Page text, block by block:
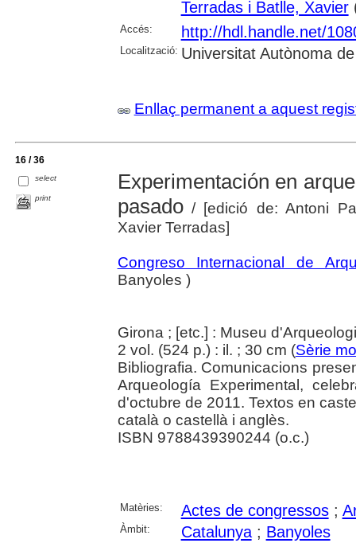
Terradas i Batlle, Xavier
Accés: http://hdl.handle.net/
Localització: Universitat Autònoma
Enllaç permanent a aquest
16 / 36
select
print
Experimentación en
pasado/ [edició de: Antoni
Xavier Terradas]
Congreso Internacional de
Banyoles )
Girona ; [etc.] : Museu
2 vol. (524 p.) : il. ; 30 cm (Sèrie
Bibliografia. Comunicacions
Arqueología Experimental,
d'octubre de 2011. Textos en
català o castellà i anglès.
ISBN 9788439390244 (o.c.)
Matèries: Actes de congressos;
Àmbit: Catalunya; Banyoles